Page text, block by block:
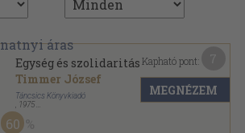
Egység és szolidaritás
Timmer József
Táncsics Könyvkiadó
1975
Fűzött kemény papírkötés
60
Kapható pont:
MEGNÉZEM